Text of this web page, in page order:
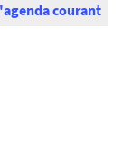
courant